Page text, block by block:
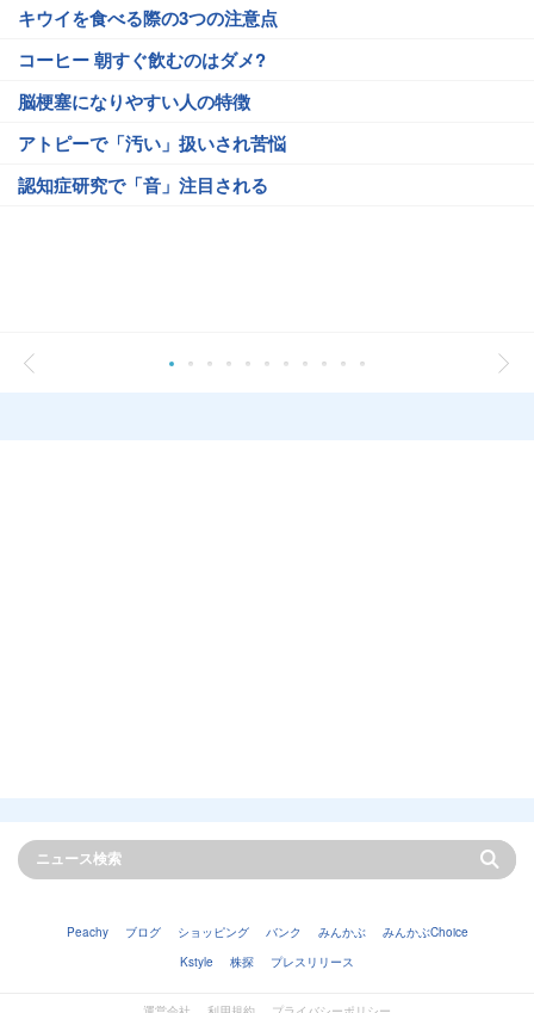
キウイを食べる際の3つの注意点
コーヒー 朝すぐ飲むのはダメ?
脳梗塞になりやすい人の特徴
アトピーで「汚い」扱いされ苦悩
認知症研究で「音」注目される
Peachy ブログ ショッピング バンク みんかぶ
みんかぶChoice
Kstyle
株探 プレスリリース